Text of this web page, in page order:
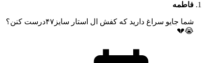
فاطمه
شما جایو سراغ دارید که کفش ال استار سایز۴۷درست کنن؟
😭💔